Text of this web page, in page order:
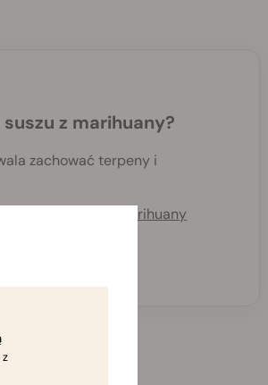
z marihuany?
zachować terpeny i
po waporyzacji marihuany